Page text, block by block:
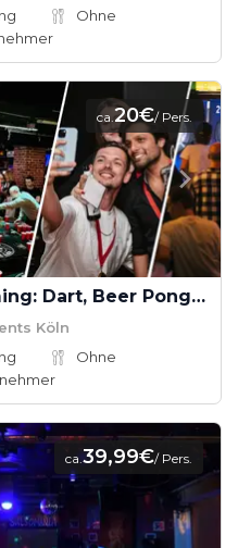
Ohne
ca.20€/ Pers.
Social Gaming: Dart, Beer Pong, Bingo, Gaming, Kicker, Kneipenquiz & Schocken
Köln
Ohne
ca.39,99€/ Pers.